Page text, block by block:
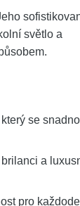
světlo a
se snadno
a
pro